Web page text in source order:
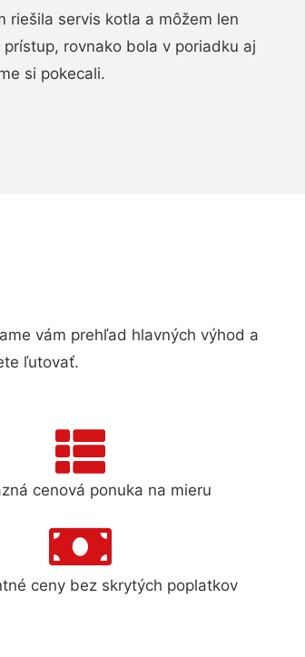
riešila servis kotla a môžem len
rovnako bola v poriadku aj
si pokecali.
vám prehľad hlavných výhod a
ľutovať.
cenová ponuka na mieru
ceny bez skrytých poplatkov